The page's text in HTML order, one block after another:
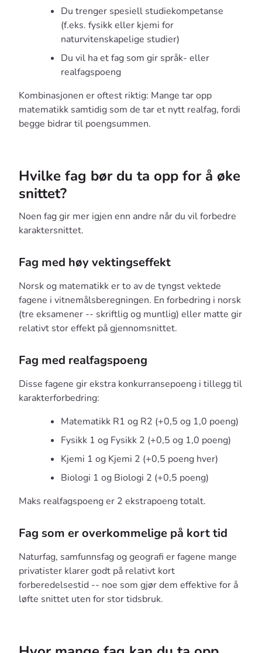
Du trenger spesiell studiekompetanse
(f.eks. fysikk eller kjemi for
naturvitenskapelige studier)
Du vil ha et fag som gir språk- eller
realfagspoeng
Kombinasjonen er oftest riktig: Mange tar opp
matematikk samtidig som de tar et nytt realfag, fordi
begge bidrar til poengsummen.
Hvilke fag bør du ta opp for å øke
snittet?
Noen fag gir mer igjen enn andre når du vil forbedre
karaktersnittet.
Fag med høy vektingseffekt
Norsk og matematikk er to av de tyngst vektede
fagene i vitnemålsberegningen. En forbedring i norsk
(tre eksamener -- skriftlig og muntlig) eller matte gir
relativt stor effekt på gjennomsnittet.
Fag med realfagspoeng
Disse fagene gir ekstra konkurransepoeng i tillegg til
karakterforbedring:
Matematikk R1 og R2 (+0,5 og 1,0 poeng)
Fysikk 1 og Fysikk 2 (+0,5 og 1,0 poeng)
Kjemi 1 og Kjemi 2 (+0,5 poeng hver)
Biologi 1 og Biologi 2 (+0,5 poeng)
Maks realfagspoeng er 2 ekstrapoeng totalt.
Fag som er overkommelige på kort tid
Naturfag, samfunnsfag og geografi er fagene mange
privatister klarer godt på relativt kort
forberedelsestid -- noe som gjør dem effektive for å
løfte snittet uten for stor tidsbruk.